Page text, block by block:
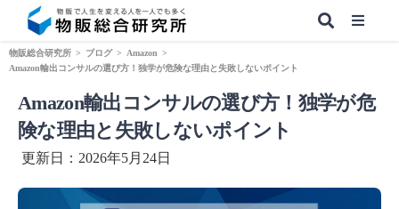
【無料】副業&本業 物販ノウハウ
物販総合研究所 > ブログ > Amazon >
Amazon輸出コンサルの選び方！独学が危険な理由と失敗しないポイント
Amazon輸出コンサルの選び方！独学が危
険な理由と失敗しないポイント
更新日：2026年5月24日